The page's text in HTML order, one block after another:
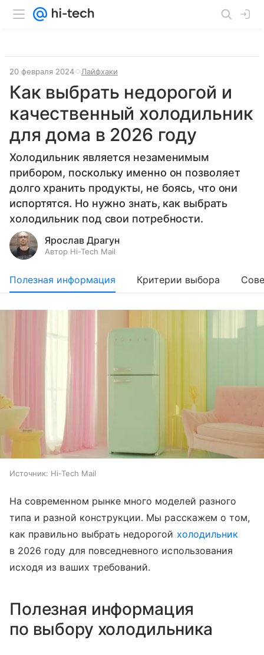
20 февраля 2024 Лайфхаки
Как выбрать недорогой и
качественный холодильник
для дома в 2026 году
Холодильник является незаменимым
прибором, поскольку именно он позволяет
долго хранить продукты, не боясь, что они
испортятся. Но нужно знать, как выбрать
холодильник под свои потребности.
Ярослав Драгун
Автор Hi-Tech Mail
Полезная информация Критерии выбора
Источник: Hi-Tech Mail
На современном рынке много моделей разного
типа и разной конструкции. Мы расскажем о том,
как правильно выбрать недорогой холодильник
в 2026 году для повседневного использования
исходя из ваших требований.
Полезная информация
по выбору холодильника